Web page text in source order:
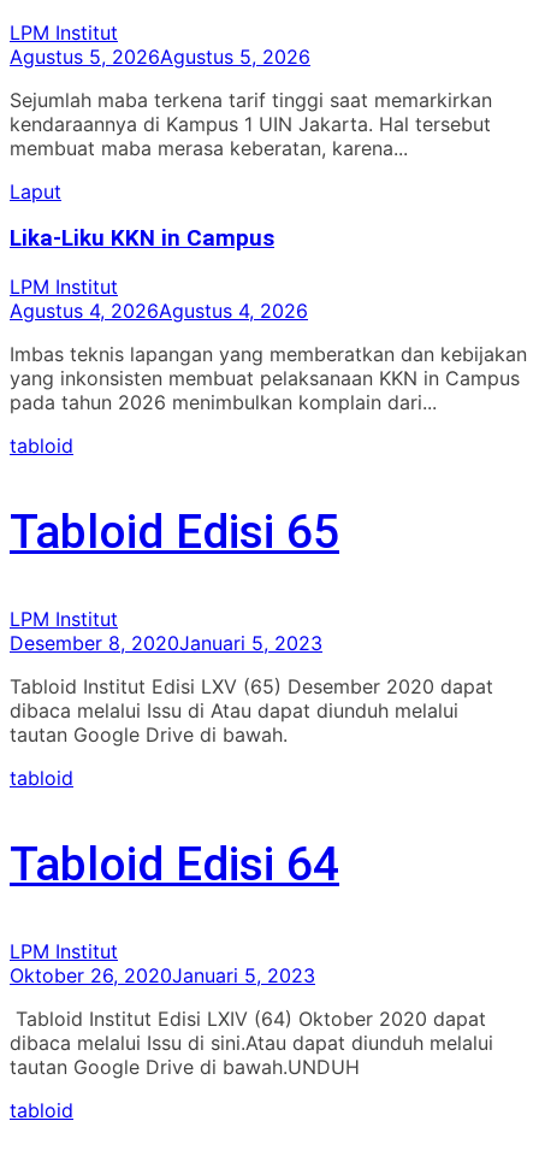
LPM Institut
Agustus 5, 2026Agustus 5, 2026
Sejumlah maba terkena tarif tinggi saat memarkirkan
kendaraannya di Kampus 1 UIN Jakarta. Hal tersebut
membuat maba merasa keberatan, karena...
Laput
Lika-Liku KKN in Campus
LPM Institut
Agustus 4, 2026Agustus 4, 2026
Imbas teknis lapangan yang memberatkan dan kebijakan
yang inkonsisten membuat pelaksanaan KKN in Campus
pada tahun 2026 menimbulkan komplain dari...
tabloid
Tabloid Edisi 65
LPM Institut
Desember 8, 2020Januari 5, 2023
Tabloid Institut Edisi LXV (65) Desember 2020 dapat
dibaca melalui Issu di Atau dapat diunduh melalui
tautan Google Drive di bawah.
tabloid
Tabloid Edisi 64
LPM Institut
Oktober 26, 2020Januari 5, 2023
Tabloid Institut Edisi LXIV (64) Oktober 2020 dapat
dibaca melalui Issu di sini.Atau dapat diunduh melalui
tautan Google Drive di bawah.UNDUH
tabloid